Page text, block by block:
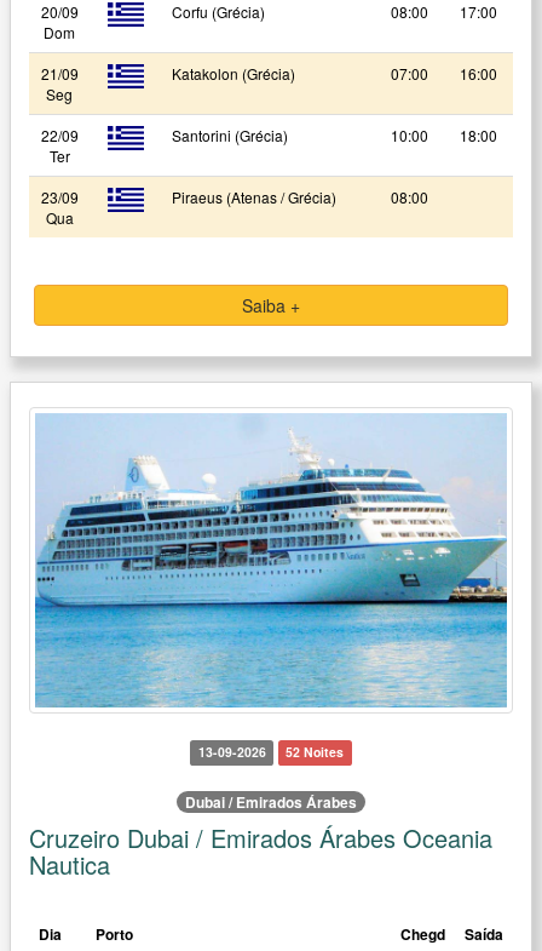
20/09
Dom
Corfu (Grécia) 08:00 17:00
21/09
Seg
Katakolon (Grécia) 07:00 16:00
22/09
Ter
Santorini (Grécia) 10:00 18:00
23/09
Qua
Piraeus (Atenas / Grécia) 08:00
Saiba +
13-09-2026 52 Noites
Dubai / Emirados Árabes
Cruzeiro Dubai / Emirados Árabes Oceania
Nautica
Dia Porto Chegd Saída